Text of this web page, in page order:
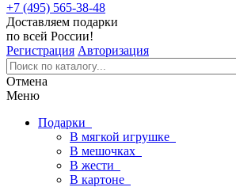
+7 (495) 565-38-48
Доставляем подарки
по всей России!
Регистрация Авторизация
Отмена
Меню
Подарки
В мягкой игрушке
В мешочках
В жести
В картоне